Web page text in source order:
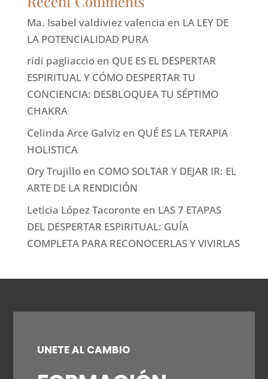
Ma. Isabel valdiviez valencia en LA LEY DE
LA POTENCIALIDAD PURA
ridi pagliaccioen QUE ES EL DESPERTAR
ESPIRITUAL Y CÓMO DESPERTAR TU
CONCIENCIA: DESBLOQUEA TU SÉPTIMO
CHAKRA
Celinda Arce Galvizen QUÉ ES LA TERAPIA
HOLISTICA
Ory Trujilloen COMO SOLTAR Y DEJAR IR: EL
ARTE DE LA RENDICIÓN
Leticia López Tacoronte en LAS 7 ETAPAS
DEL DESPERTAR ESPIRITUAL: GUÍA
COMPLETA PARA RECONOCERLAS Y VIVIRLAS
UNETE AL CAMBIO